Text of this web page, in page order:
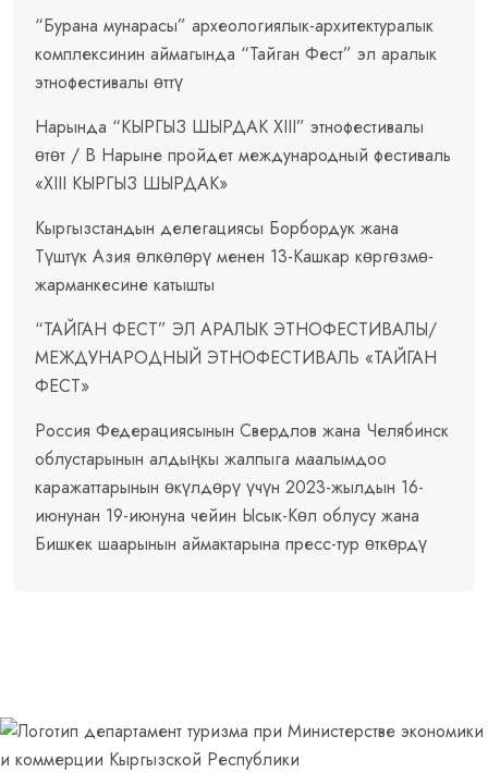
“Бурана мунарасы” археологиялык-архитектуралык
комплексинин аймагында “Тайган Фест” эл аралык
этнофестивалы өттү
Нарында “КЫРГЫЗ ШЫРДАК XIII” этнофестивалы
өтөт / В Нарыне пройдет международный фестиваль
«XIII КЫРГЫЗ ШЫРДАК»
Кыргызстандын делегациясы Борбордук жана
Түштүк Азия өлкөлөрү менен 13-Кашкар көргөзмө-
жарманкесине катышты
“ТАЙГАН ФЕСТ” ЭЛ АРАЛЫК ЭТНОФЕСТИВАЛЫ/
МЕЖДУНАРОДНЫЙ ЭТНОФЕСТИВАЛЬ «ТАЙГАН
ФЕСТ»
Россия Федерациясынын Свердлов жана Челябинск
облустарынын алдыңкы жалпыга маалымдоо
каражаттарынын өкүлдөрү үчүн 2023-жылдын 16-
июнунан 19-июнуна чейин Ысык-Көл облусу жана
Бишкек шаарынын аймактарына пресс-тур өткөрдү